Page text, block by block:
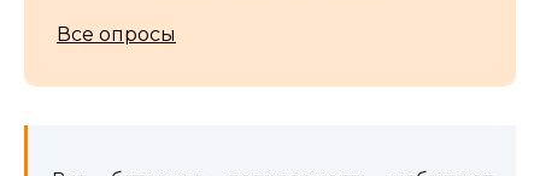
Все опросы